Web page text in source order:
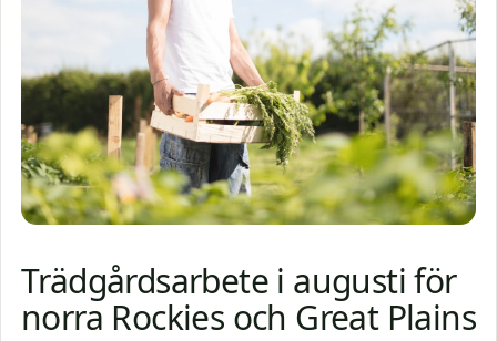
Trädgårdsarbete i augusti för
norra Rockies och Great Plains